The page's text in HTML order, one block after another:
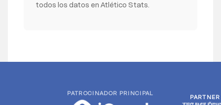
todos los datos en Atlético Stats.
PARTNER
PATROCINADOR PRINCIPAL
PARTNER